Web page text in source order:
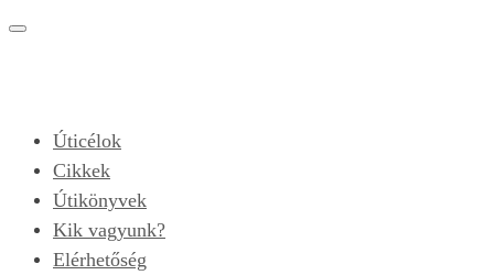
Toggle
Úticélok
Cikkek
Útikönyvek
Kik vagyunk?
Elérhetőség